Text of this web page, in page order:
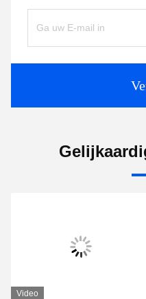
Video